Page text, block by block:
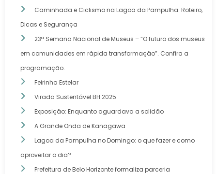
Caminhada e Ciclismo na Lagoa da Pampulha: Roteiro,
Dicas e Segurança
23ª Semana Nacional de Museus – “O futuro dos museus
em comunidades em rápida transformação”. Confira a
programação.
Feirinha Estelar
Virada Sustentável BH 2025
Exposição: Enquanto aguardava a solidão
A Grande Onda de Kanagawa
Lagoa da Pampulha no Domingo: o que fazer e como
aproveitar o dia?
Prefeitura de Belo Horizonte formaliza parceria